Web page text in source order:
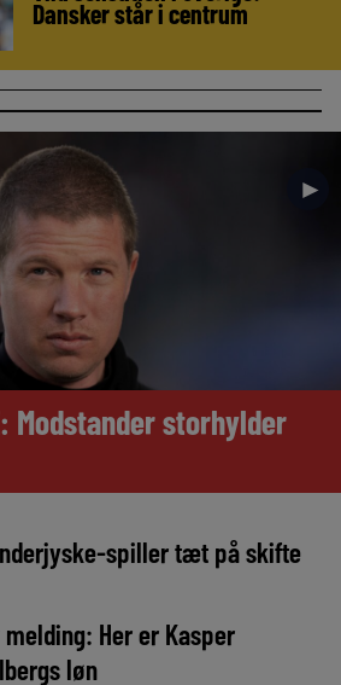
Dansker står i centrum
►
Modstander storhylder
spiller tæt på skifte
melding: Her er Kasper
løn